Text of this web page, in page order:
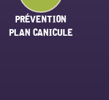
PRÉVENTION
PLAN CANICULE